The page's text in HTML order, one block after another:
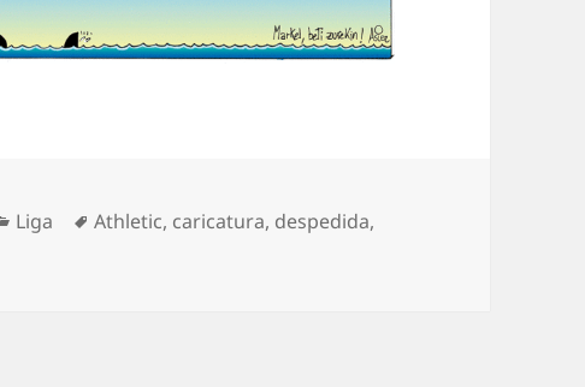
Categorías
Liga Etiquetas
Athletic, caricatura, despedida,